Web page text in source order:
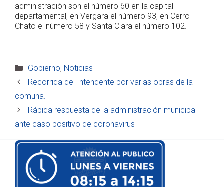
administración son el número 60 en la capital
departamental, en Vergara el número 93, en Cerro
Chato el número 58 y Santa Clara el número 102.
Categorías
Gobierno, Noticias
Recorrida del Intendente por varias obras de la
comuna.
Rápida respuesta de la administración municipal
ante caso positivo de coronavirus